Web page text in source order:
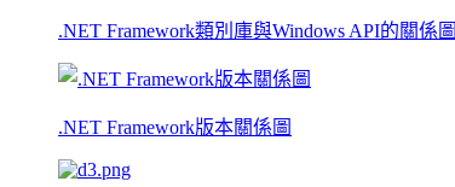
.NET Framework類別庫與Windows API的關係圖
.NET Framework版本關係圖